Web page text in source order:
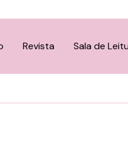
Revista Sala de